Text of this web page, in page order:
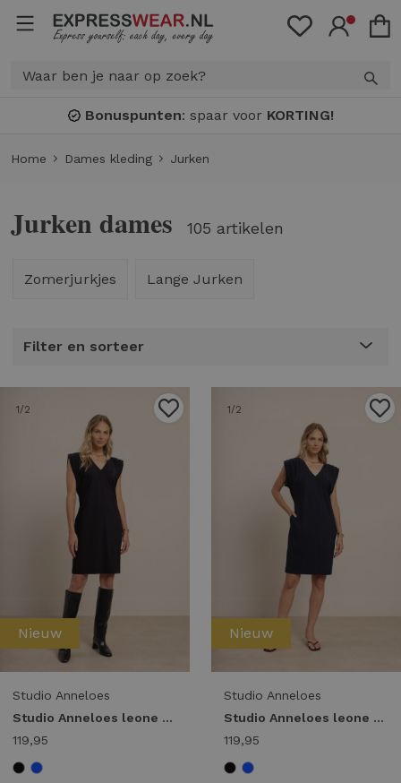
Bonuspunten: spaar voor KORTING!
Home Dames kleding Jurken
Jurken dames 105 artikelen
Zomerjurkjes Lange Jurken
Filter en sorteer
1/2
Nieuw
Studio Anneloes
Studio Anneloes leone vneck dress 14391 Jurk 9000 black
119,95
1/2
Nieuw
Studio Anneloes
Studio Anneloes leone vneck dress 14391 Jurk 6900 dark blue
119,95